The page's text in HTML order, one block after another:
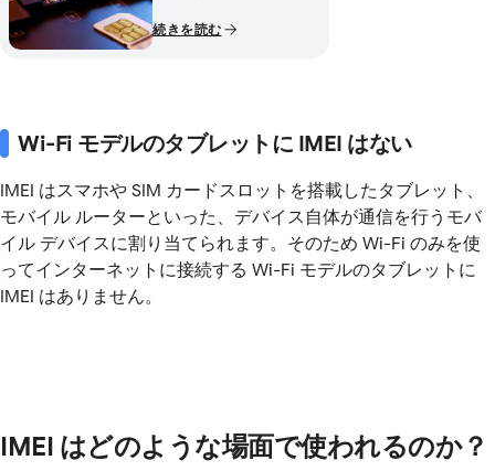
続きを読む
Wi-Fi モデルのタブレットに IMEI はない
IMEI はスマホや SIM カードスロットを搭載したタブレット、
モバイル ルーターといった、デバイス自体が通信を行うモバ
イル デバイスに割り当てられます。そのため Wi-Fi のみを使
ってインターネットに接続する Wi-Fi モデルのタブレットに
IMEI はありません。
IMEI はどのような場面で使われるのか？